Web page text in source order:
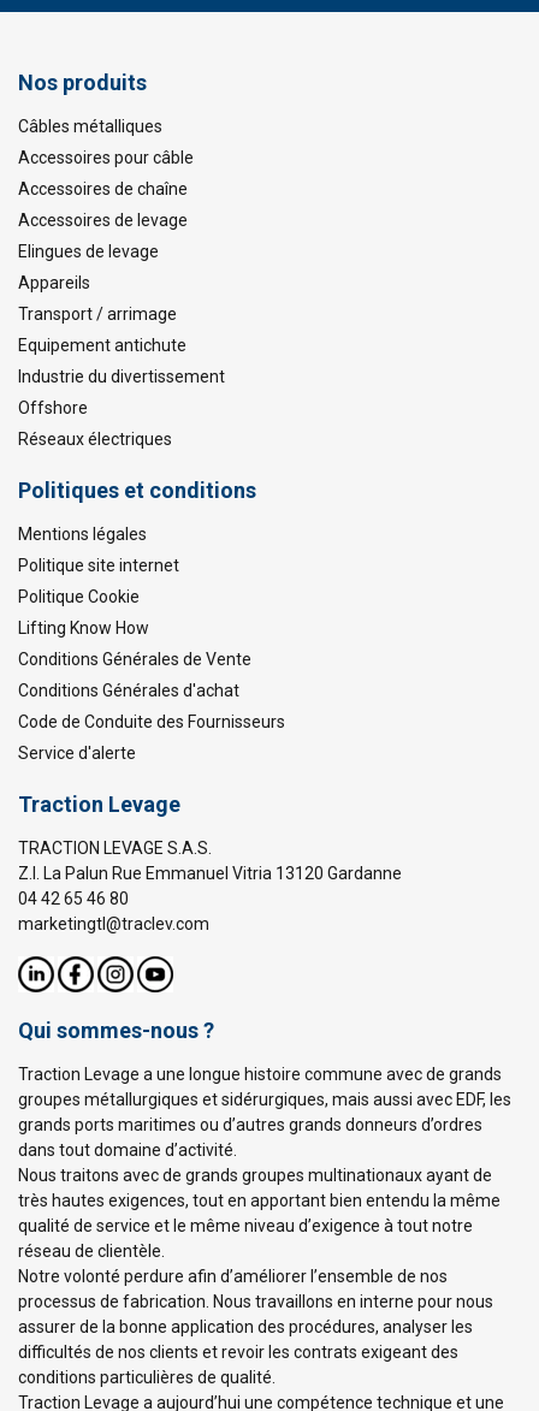
Nos produits
Câbles métalliques
Accessoires pour câble
Accessoires de chaîne
Accessoires de levage
Elingues de levage
Appareils
Transport / arrimage
Equipement antichute
Industrie du divertissement
Offshore
Réseaux électriques
Politiques et conditions
Mentions légales
Politique site internet
Politique Cookie
Lifting Know How
Conditions Générales de Vente
Conditions Générales d'achat
Code de Conduite des Fournisseurs
Service d'alerte
Traction Levage
TRACTION LEVAGE S.A.S.
Z.I. La Palun Rue Emmanuel Vitria 13120 Gardanne
04 42 65 46 80
marketingtl@traclev.com
Qui sommes-nous ?
Traction Levage a une longue histoire commune avec de grands
groupes métallurgiques et sidérurgiques, mais aussi avec EDF, les
grands ports maritimes ou d’autres grands donneurs d’ordres
dans tout domaine d’activité.
Nous traitons avec de grands groupes multinationaux ayant de
très hautes exigences, tout en apportant bien entendu la même
qualité de service et le même niveau d’exigence à tout notre
réseau de clientèle.
Notre volonté perdure afin d’améliorer l’ensemble de nos
processus de fabrication. Nous travaillons en interne pour nous
assurer de la bonne application des procédures, analyser les
difficultés de nos clients et revoir les contrats exigeant des
conditions particulières de qualité.
Traction Levage a aujourd’hui une compétence technique et une